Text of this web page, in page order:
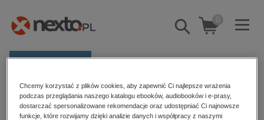
Pokaż/schowaj
wyszukiwarkę
0
Kategorie
Zobacz wszystkie E-prasa
Strona główna Ruth Marshall
Chcemy korzystać z plików cookies, aby zapewnić Ci najlepsze wrażenia
podczas przeglądania naszego katalogu ebooków, audiobooków i e-prasy,
dostarczać spersonalizowane rekomendacje oraz udostępniać Ci najnowsze
funkcje, które rozwijamy dzięki analizie danych i współpracy z naszymi